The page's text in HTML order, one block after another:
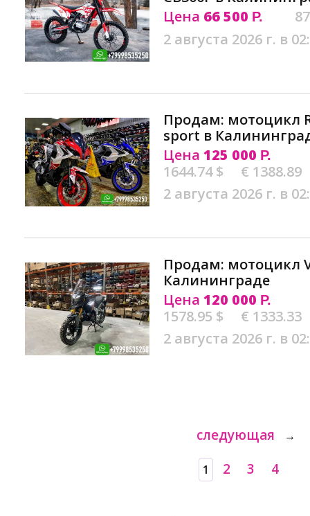
Цена 66 500 Р.
2 августа 2026 г. в
Продам: мотоцикл
sport в
Цена 125 000 Р.
1644.74 $
€ 1388.89
2 августа 2026 г. в
Продам: мотоцикл
Калининграде
Цена 120 000 Р.
1578.95 $
€ 1333.33
2 августа 2026 г. в
следующая →
1 2 3 4